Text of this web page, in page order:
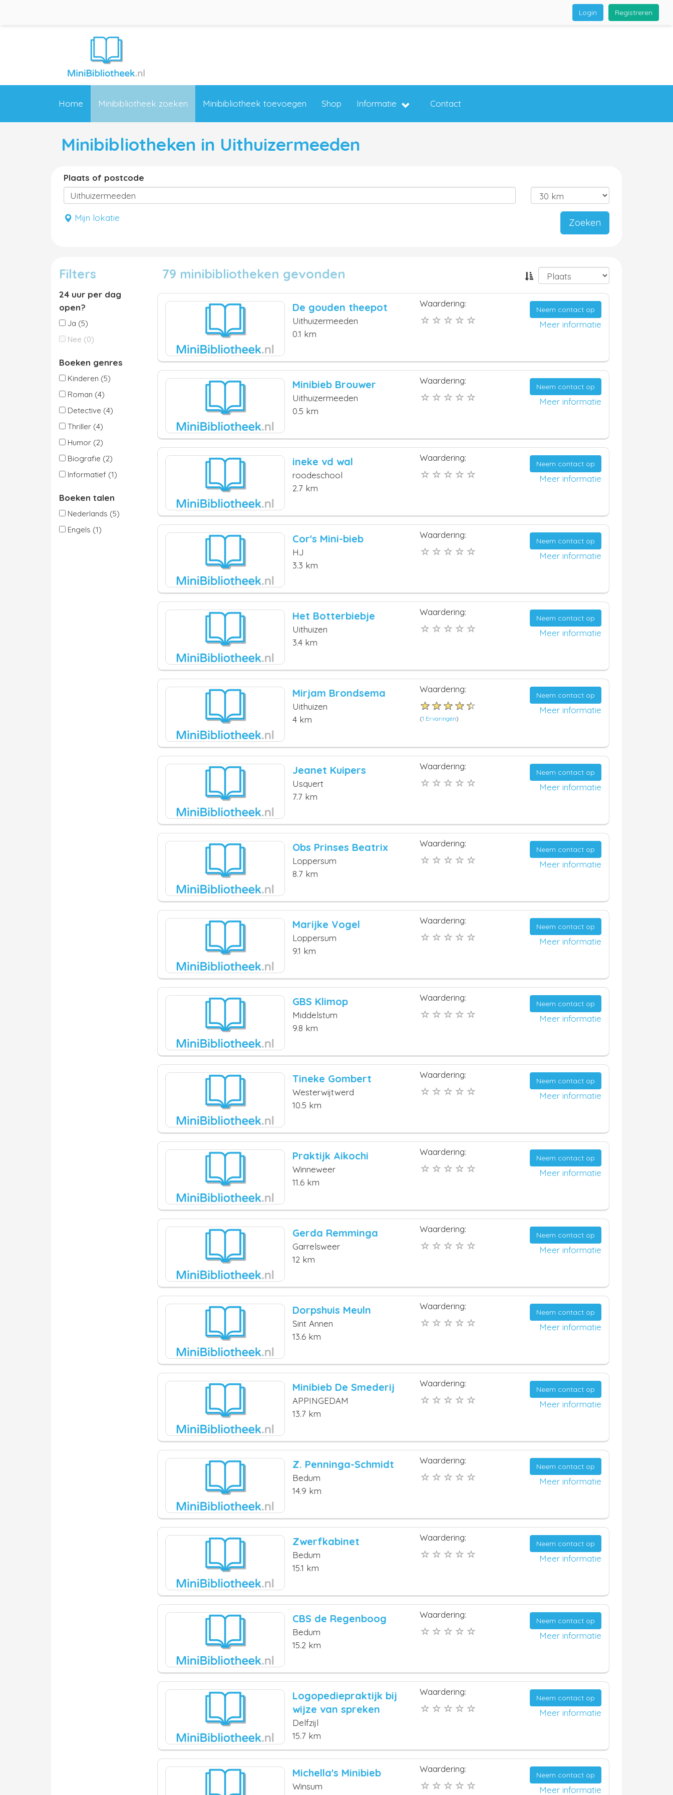
Registreren
Login
Home Minibibliotheek zoeken Minibibliotheek toevoegen Shop Informatie Contact
Minibibliotheken in Uithuizermeeden
Plaats of postcode
Mijn lokatie Zoeken
Filters
24 uur per dag
open?
Ja (5)
Nee (0)
Boeken genres
Kinderen (5)
Roman (4)
Detective (4)
Thriller (4)
Humor (2)
Biografie (2)
Informatief (1)
Boeken talen
Nederlands (5)
Engels (1)
79 minibibliotheken gevonden
De gouden theepot
Uithuizermeeden
0.1 km
Waardering:
Neem contact op
Meer informatie
Minibieb Brouwer
Uithuizermeeden
0.5 km
Waardering:
Neem contact op
Meer informatie
ineke vd wal
roodeschool
2.7 km
Waardering:
Neem contact op
Meer informatie
Cor's Mini-bieb
HJ
3.3 km
Waardering:
Neem contact op
Meer informatie
Het Botterbiebje
Uithuizen
3.4 km
Waardering:
Neem contact op
Meer informatie
Mirjam Brondsema
Uithuizen
4 km
Waardering:
(1 Ervaringen)
Neem contact op
Meer informatie
Jeanet Kuipers
Usquert
7.7 km
Waardering:
Neem contact op
Meer informatie
Obs Prinses Beatrix
Loppersum
8.7 km
Waardering:
Neem contact op
Meer informatie
Marijke Vogel
Loppersum
9.1 km
Waardering:
Neem contact op
Meer informatie
GBS Klimop
Middelstum
9.8 km
Waardering:
Neem contact op
Meer informatie
Tineke Gombert
Westerwijtwerd
10.5 km
Waardering:
Neem contact op
Meer informatie
Praktijk Aikochi
Winneweer
11.6 km
Waardering:
Neem contact op
Meer informatie
Gerda Remminga
Garrelsweer
12 km
Waardering:
Neem contact op
Meer informatie
Dorpshuis Meuln
Sint Annen
13.6 km
Waardering:
Neem contact op
Meer informatie
Minibieb De Smederij
APPINGEDAM
13.7 km
Waardering:
Neem contact op
Meer informatie
Z. Penninga-Schmidt
Bedum
14.9 km
Waardering:
Neem contact op
Meer informatie
Zwerfkabinet
Bedum
15.1 km
Waardering:
Neem contact op
Meer informatie
CBS de Regenboog
Bedum
15.2 km
Waardering:
Neem contact op
Meer informatie
Logopediepraktijk bij
wijze van spreken
Delfzijl
15.7 km
Waardering:
Neem contact op
Meer informatie
Michella's Minibieb
Winsum
Waardering:
Neem contact op
Meer informatie